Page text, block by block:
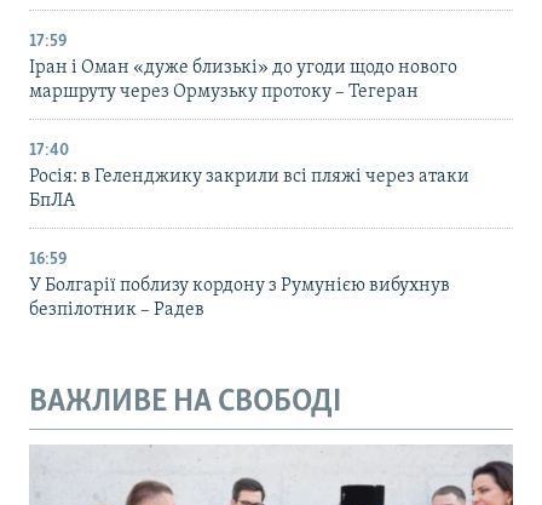
17:59
Іран і Оман «дуже близькі» до угоди щодо нового
маршруту через Ормузьку протоку – Тегеран
17:40
Росія: в Геленджику закрили всі пляжі через атаки
БпЛА
16:59
У Болгарії поблизу кордону з Румунією вибухнув
безпілотник – Радев
ВАЖЛИВЕ НА СВОБОДІ